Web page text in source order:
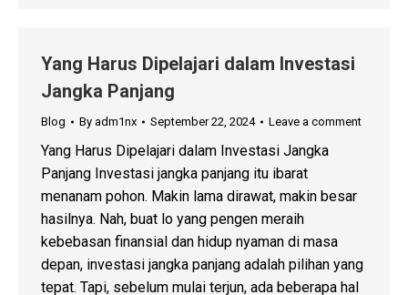
Yang Harus Dipelajari dalam Investasi
Jangka Panjang
Blog By adm1nx September 22, 2024 Leave a comment
Yang Harus Dipelajari dalam Investasi Jangka
Panjang Investasi jangka panjang itu ibarat
menanam pohon. Makin lama dirawat, makin besar
hasilnya. Nah, buat lo yang pengen meraih
kebebasan finansial dan hidup nyaman di masa
depan, investasi jangka panjang adalah pilihan yang
tepat. Tapi, sebelum mulai terjun, ada beberapa hal